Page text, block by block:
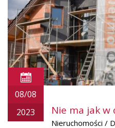
08/08
2023
Nie ma jak w
Nieruchomości /